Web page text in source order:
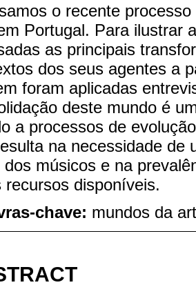
o recente
Portugal. Para ilustrar
as principais
dos seus agentes a
foram aplicadas
deste mundo é
a processos de
na necessidade de
dos músicos e na
recursos disponíveis.
chave: mundos da